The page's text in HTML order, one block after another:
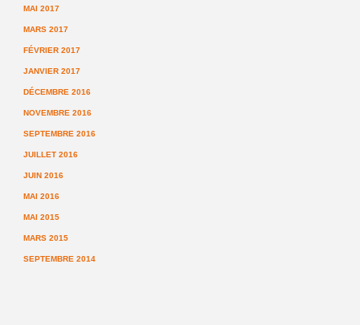
MAI 2017
MARS 2017
FÉVRIER 2017
JANVIER 2017
DÉCEMBRE 2016
NOVEMBRE 2016
SEPTEMBRE 2016
JUILLET 2016
JUIN 2016
MAI 2016
MAI 2015
MARS 2015
SEPTEMBRE 2014